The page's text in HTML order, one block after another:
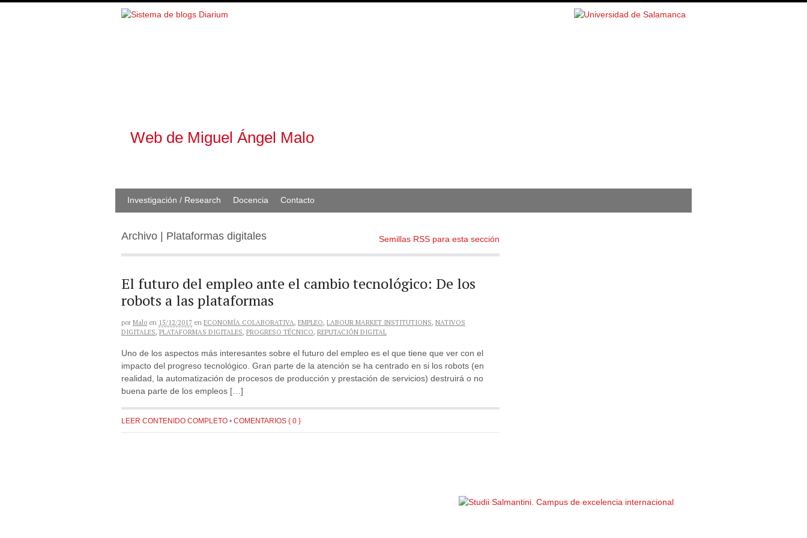
Web de Miguel Ángel Malo
Investigación / Research Docencia Contacto
Archivo | Plataformas digitales Semillas RSS para esta sección
El futuro del empleo ante el cambio tecnológico: De los
robots a las plataformas
por Malo en 15/12/2017 en ECONOMÍA COLABORATIVA, EMPLEO, LABOUR MARKET INSTITUTIONS, NATIVOS
DIGITALES, PLATAFORMAS DIGITALES, PROGRESO TÉCNICO, REPUTACIÓN DIGITAL
Uno de los aspectos más interesantes sobre el futuro del empleo es el que tiene que ver con el
impacto del progreso tecnológico. Gran parte de la atención se ha centrado en si los robots (en
realidad, la automatización de procesos de producción y prestación de servicios) destruirá o no
buena parte de los empleos […]
LEER CONTENIDO COMPLETO • COMENTARIOS { 0 }